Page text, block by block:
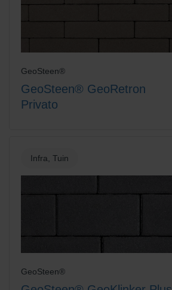
Rood/Zwart genuanceerd
GeoSteen®
GeoSteen® GeoRetron
Privato
Infra, Tuin
GeoSteen®